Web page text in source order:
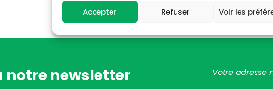
Accepter Refuser Voir les
notre newsletter